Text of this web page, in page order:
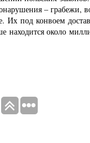
–
Их под конвоем
около